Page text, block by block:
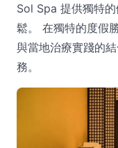
Sol Spa 提供獨特
鬆。 在獨特的度假
與當地治療實踐的
務。